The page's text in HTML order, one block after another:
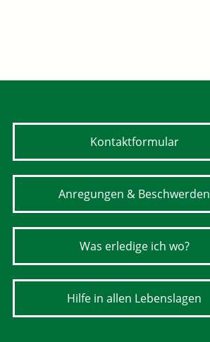
Kontaktformular
Anregungen & Beschwerden
Was erledige ich wo?
Hilfe in allen Lebenslagen